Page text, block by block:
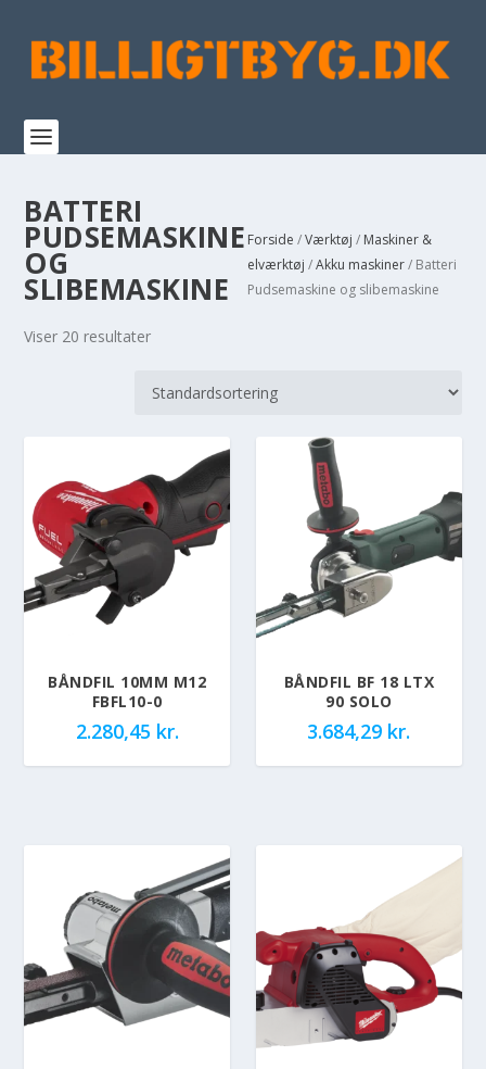
BATTERI
PUDSEMASKINE
OG
SLIBEMASKINE
Forside /Værktøj / Maskiner &
elværktøj /Akku maskiner/ Batteri
Pudsemaskine og slibemaskine
Viser 20 resultater
BÅNDFIL 10MM M12
FBFL10-0
2.280,45 kr.
BÅNDFIL BF 18 LTX
90 SOLO
3.684,29 kr.